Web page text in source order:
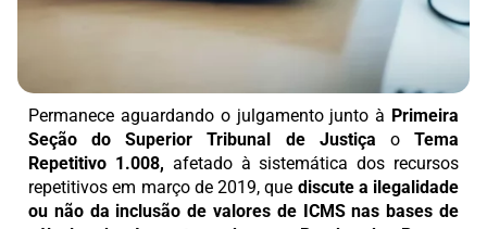
Permanece aguardando o julgamento junto à Primeira
Seção do Superior Tribunal de Justiça oTema
Repetitivo 1.008, afetado à sistemática dos recursos
repetitivos em março de 2019, que discute a ilegalidade
ou não da inclusão de valores de ICMS nas bases de